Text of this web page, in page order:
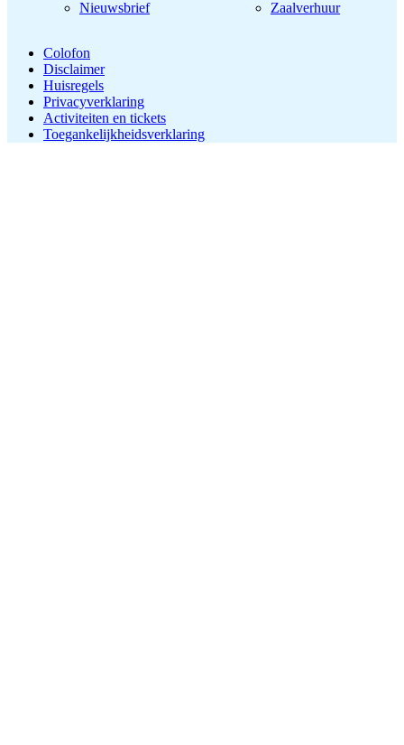
Nieuwsbrief
Zaalverhuur
Colofon
Disclaimer
Huisregels
Privacyverklaring
Activiteiten en tickets
Toegankelijkheidsverklaring